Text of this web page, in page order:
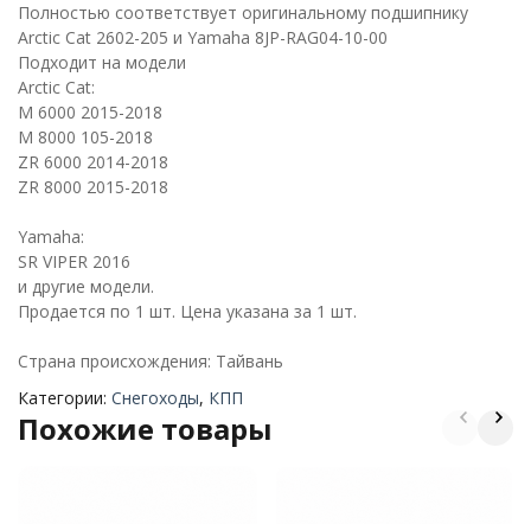
Полностью соответствует оригинальному подшипнику
Arctic Cat 2602-205 и Yamaha 8JP-RAG04-10-00
Подходит на модели
Arctic Cat:
M 6000 2015-2018
M 8000 105-2018
ZR 6000 2014-2018
ZR 8000 2015-2018
Yamaha:
SR VIPER 2016
и другие модели.
Продается по 1 шт. Цена указана за 1 шт.
Страна происхождения: Тайвань
Категории: Снегоходы, КПП
Похожие товары